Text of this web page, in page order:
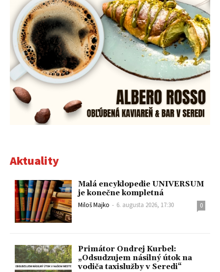
Aktuality
Malá encyklopedie UNIVERSUM
je konečne kompletná
Miloš Majko - 6. augusta 2026, 17:30 0
Primátor Ondrej Kurbel:
„Odsudzujem násilný útok na
vodiča taxislužby v Seredi“